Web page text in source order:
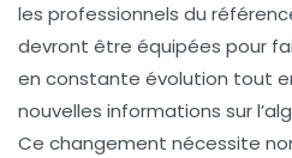
les professionnels du
devront être équipées pour
en constante évolution tout
nouvelles informations sur
Ce changement nécessite